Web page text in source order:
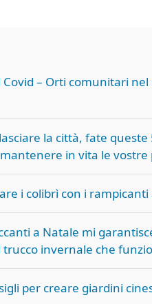
– Orti comunitari nel
la città, fate queste
in vita le vostre
i colibrì con i
a Natale mi
trucco invernale che
per creare giardini